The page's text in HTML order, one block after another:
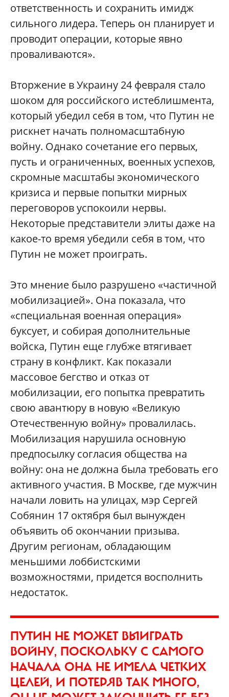
ответственность и сохранить имидж
сильного лидера. Теперь он планирует и
проводит операции, которые явно
проваливаются».
Вторжение в Украину 24 февраля стало
шоком для российского истеблишмента,
который убедил себя в том, что Путин не
рискнет начать полномасштабную
войну. Однако сочетание его первых,
пусть и ограниченных, военных успехов,
скромные масштабы экономического
кризиса и первые попытки мирных
переговоров успокоили нервы.
Некоторые представители элиты даже на
какое-то время убедили себя в том, что
Путин не может проиграть.
Это мнение было разрушено «частичной
мобилизацией». Она показала, что
«специальная военная операция»
буксует, и собирая дополнительные
войска, Путин еще глубже втягивает
страну в конфликт. Как показали
массовое бегство и отказ от
мобилизации, его попытка превратить
свою авантюру в новую «Великую
Отечественную войну» провалилась.
Мобилизация нарушила основную
предпосылку согласия общества на
войну: она не должна была требовать его
активного участия. В Москве, где мужчин
начали ловить на улицах, мэр Сергей
Собянин 17 октября был вынужден
объявить об окончании призыва.
Другим регионам, обладающим
меньшими лоббистскими
возможностями, придется восполнить
недостаток.
ПУТИН НЕ МОЖЕТ ВЫИГРАТЬ
ВОЙНУ, ПОСКОЛЬКУ С САМОГО
НАЧАЛА ОНА НЕ ИМЕЛА ЧЕТКИХ
ЦЕЛЕЙ, И ПОТЕРЯВ ТАК МНОГО,